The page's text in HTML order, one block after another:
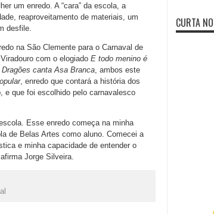
um enredo. A “cara” da escola, a
reaproveitamento de materiais, um
desfile.
na São Clemente para o Carnaval de
com o elogiado E todo menino é
Dragões canta Asa Branca , ambos este
, enredo que contará a história dos
e que foi escolhido pelo carnavalesco
Esse enredo começa na minha
de Belas Artes como aluno. Comecei a
e minha capacidade de entender o
Jorge Silveira.
CURTA